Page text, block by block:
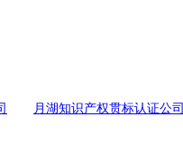
月湖知识产权贯标认证公司